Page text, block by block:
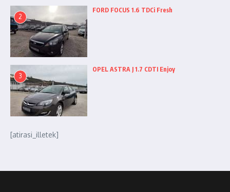
2
FORD FOCUS 1.6 TDCi Fresh
3
OPEL ASTRA J 1.7 CDTI Enjoy
[atirasi_illetek]